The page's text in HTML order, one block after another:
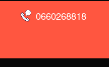
0660268818